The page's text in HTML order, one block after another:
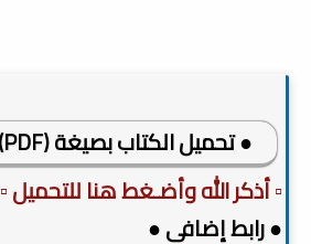
● تحميل الكتاب بصيغة (PDF)
▫️ أذكر الله وأضـغط هنا للتحميل ▫️
● رابط إضافى ●